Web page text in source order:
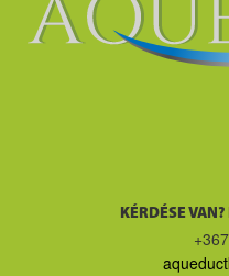
KÉRDÉSE